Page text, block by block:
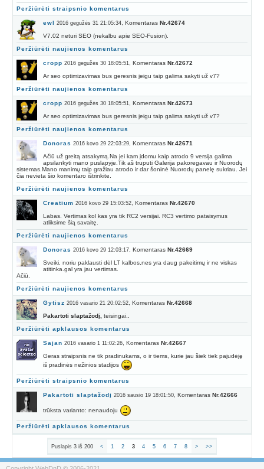
Peržiūrėti straipsnio komentarus
ewl 2016 gegužės 31 21:05:34, Komentaras Nr.42674
V7.02 neturi SEO (nekalbu apie SEO-Fusion).
Peržiūrėti naujienos komentarus
cropp 2016 gegužės 30 18:05:51 , Komentaras Nr.42672
Ar seo optimizavimas bus geresnis jeigu taip galima sakyti už v7?
Peržiūrėti naujienos komentarus
cropp 2016 gegužės 30 18:05:51 , Komentaras Nr.42673
Ar seo optimizavimas bus geresnis jeigu taip galima sakyti už v7?
Peržiūrėti naujienos komentarus
Donoras 2016 kovo 29 22:03:29, Komentaras Nr.42671
Ačiū už greitą atsakymą.Na jei kam įdomu kaip atrodo 9 versija galima
apsilankyti mano puslapyje.Tik aš truputi Galerija pakoregavau ir Nuorodų
sistemas.Mano manimų taip gražiau atrodo ir dar šoninė Nuorodų panelę sukriau. Jei
čia nevieta šio komentaro ištrinkite.
Peržiūrėti naujienos komentarus
Creatium 2016 kovo 29 15:03:52, Komentaras Nr.42670
Labas. Vertimas kol kas yra tik RC2 versijai. RC3 vertimo pataisymus
atliksime šią savaitę.
Peržiūrėti naujienos komentarus
Donoras 2016 kovo 29 12:03:17, Komentaras Nr.42669
Sveiki, noriu paklausti dėl LT kalbos,nes yra daug pakeitimų ir ne viskas
atitinka.gal yra jau vertimas.
Ačiū.
Peržiūrėti naujienos komentarus
Gytisz 2016 vasario 21 20:02:52, Komentaras Nr.42668
Pakartoti slaptažodį,
teisingai..
Peržiūrėti apklausos komentarus
Sajan 2016 vasario 1 11:02:26, Komentaras Nr.42667
Geras straipsnis ne tik pradinukams, o ir tiems, kurie jau šiek tiek pajudėję
iš pradinės nežinios stadijos
Peržiūrėti straipsnio komentarus
Pakartoti slaptažodį 2016 sausio 19 18:01:50, Komentaras Nr.42666
trūksta varianto: nenaudoju
Peržiūrėti apklausos komentarus
Puslapis 3 iš 200 < 1 2 3 4 5 6 7 8 > >>